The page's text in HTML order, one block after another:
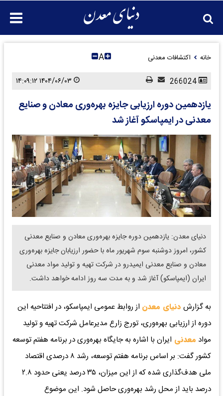
خانه اکتشافات معدنی A
یازدهمین دوره ارزیابی جایزه بهره‌وری معادن و صنایع
معدنی در ایمپاسکو آغاز شد
دنیای معدن: یازدهمین دوره جایزه بهره‌وری معادن و صنایع معدنی
کشور، امروز دوشنبه سوم شهریور ماه با حضور ارزیابان جایزه بهره‌وری
معادن و صنایع معدنی ایمیدرو در شرکت تهیه و تولید مواد معدنی
ایران (ایمپاسکو) آغاز شد و به مدت سه روز ادامه خواهد داشت.
به گزارش دنیای معدن از روابط عمومی ایمپاسکو، در افتتاحیه این
دوره از ارزیابی بهره‌وری، تورج زارع مدیرعامل شرکت تهیه و تولید
مواد معدنی ایران با اشاره به جایگاه بهره‌وری در برنامه هفتم توسعه
کشور گفت: بر اساس برنامه هفتم توسعه، رشد ۸ درصدی اقتصاد
ملی هدف‌گذاری شده که از این میزان، ۳۵ درصد یعنی حدود ۲.۸
درصد باید از محل رشد بهره‌وری حاصل شود. این موضوع